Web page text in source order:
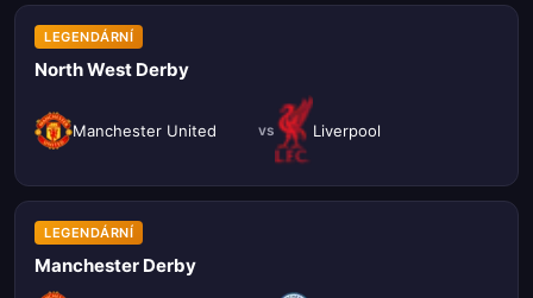
LEGENDÁRNÍ
North West Derby
Manchester United vs Liverpool
LEGENDÁRNÍ
Manchester Derby